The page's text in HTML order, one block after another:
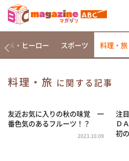
相席食堂
これ余談なんですけど・・・
～人生密着トークバラエティ
メ・ヒーロー スポーツ 料理・旅
料理・旅 に関する記事
友近お気に入りの秋の味覚 一
番色気のあるフルーツ！？
2023.10.09
注
Ｄ
初